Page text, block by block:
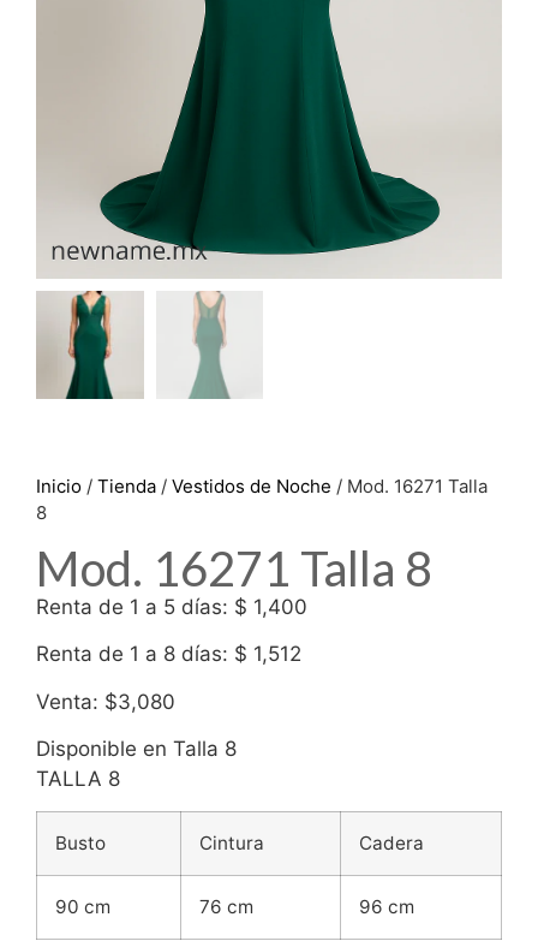
Inicio / Tienda / Vestidos de Noche / Mod. 16271 Talla
8
Mod. 16271 Talla 8
Renta de 1 a 5 días: $ 1,400
Renta de 1 a 8 días: $ 1,512
Venta: $3,080
Disponible en Talla 8
TALLA 8
Busto Cintura Cadera
90 cm 76 cm 96 cm